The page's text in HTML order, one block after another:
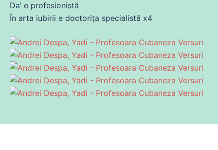
Da’ e profesionistă
În arta iubirii e doctorița specialistă x4